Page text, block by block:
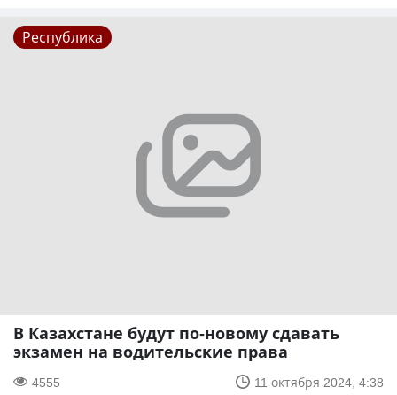
Республика
В Казахстане будут по-новому сдавать
экзамен на водительские права
4555 11 октября 2024, 4:38